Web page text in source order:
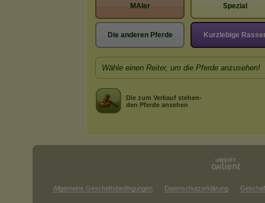
MAler Spezial
Die anderen Pferde Kurzlebige
Wähle einen Reiter, um die Pferde anzusehen!
Die zum Verkauf stehen-
den Pferde ansehen
Allgemeine Geschäftsbedingungen Datenschutzerklärung